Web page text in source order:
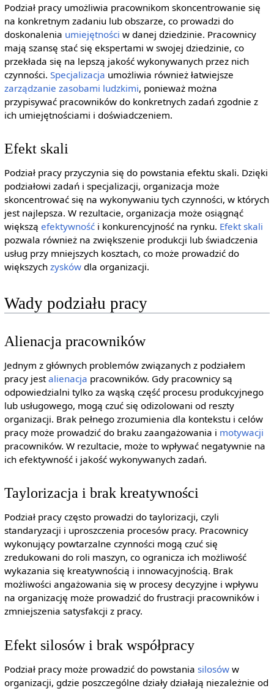
Podział pracy umożliwia pracownikom skoncentrowanie się
na konkretnym zadaniu lub obszarze, co prowadzi do
doskonalenia umiejętności w danej dziedzinie. Pracownicy
mają szansę stać się ekspertami w swojej dziedzinie, co
przekłada się na lepszą jakość wykonywanych przez nich
czynności. Specjalizacja umożliwia również łatwiejsze
zarządzanie zasobami ludzkimi, ponieważ można
przypisywać pracowników do konkretnych zadań zgodnie z
ich umiejętnościami i doświadczeniem.
Efekt skali
Podział pracy przyczynia się do powstania efektu skali. Dzięki
podziałowi zadań i specjalizacji, organizacja może
skoncentrować się na wykonywaniu tych czynności, w których
jest najlepsza. W rezultacie, organizacja może osiągnąć
większą efektywnośći konkurencyjność na rynku. Efekt skali
pozwala również na zwiększenie produkcji lub świadczenia
usług przy mniejszych kosztach, co może prowadzić do
większych zyskówdla organizacji.
Wady podziału pracy
Alienacja pracowników
Jednym z głównych problemów związanych z podziałem
pracy jestalienacja pracowników. Gdy pracownicy są
odpowiedzialni tylko za wąską część procesu produkcyjnego
lub usługowego, mogą czuć się odizolowani od reszty
organizacji. Brak pełnego zrozumienia dla kontekstu i celów
pracy może prowadzić do braku zaangażowania i motywacji
pracowników. W rezultacie, może to wpływać negatywnie na
ich efektywność i jakość wykonywanych zadań.
Taylorizacja i brak kreatywności
Podział pracy często prowadzi do taylorizacji, czyli
standaryzacji i uproszczenia procesów pracy. Pracownicy
wykonujący powtarzalne czynności mogą czuć się
zredukowani do roli maszyn, co ogranicza ich możliwość
wykazania się kreatywnością i innowacyjnością. Brak
możliwości angażowania się w procesy decyzyjne i wpływu
na organizację może prowadzić do frustracji pracowników i
zmniejszenia satysfakcji z pracy.
Efekt silosów i brak współpracy
Podział pracy może prowadzić do powstania silosóww
organizacji, gdzie poszczególne działy działają niezależnie od